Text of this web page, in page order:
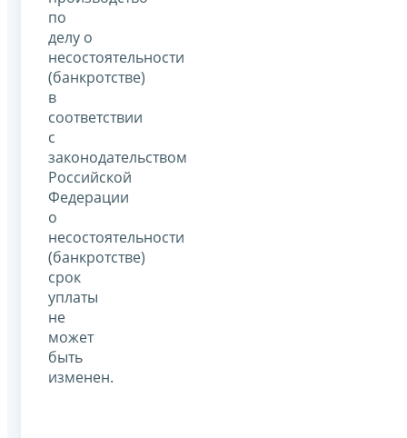
по
делу о
несостоятельности
(банкротстве)
в
соответствии
с
законодательством
Российской
Федерации
о
несостоятельности
(банкротстве)
срок
уплаты
не
может
быть
изменен.